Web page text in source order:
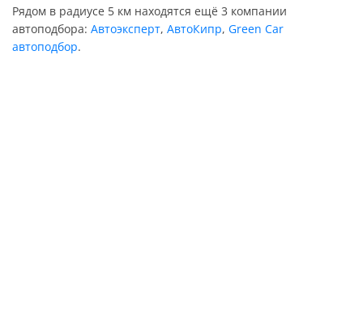
Рядом в радиусе 5 км находятся ещё 3 компании
автоподбора: Автоэксперт, АвтоКипр, Green Car
автоподбор.